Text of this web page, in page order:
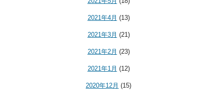
2021年4月 (13)
2021年3月 (21)
2021年2月 (23)
2021年1月 (12)
2020年12月 (15)